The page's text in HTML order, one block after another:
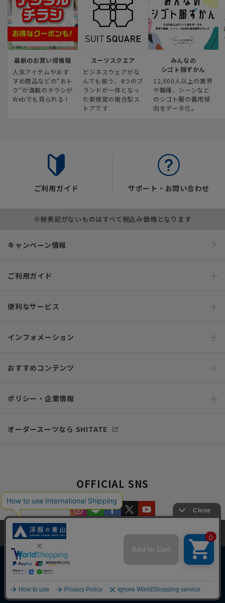
最新のお買い得情報
人気アイテムやおす
すめ商品などの“おト
ク“が満載のチラシが
Webでも見られる！
スーツスクエア
ビジネスウェアがな
んでも揃う、4つのブ
ランドが一体となっ
た新感覚の複合型ス
トアです
みんなの
シゴト服ずかん
12,000人以上の業界
や職種、シーンなど
のシゴト服の着用傾
向をデータ化。
ご利用ガイド サポート・お問い合わせ
※税表記がないものはすべて税込み価格となります
キャンペーン情報
ご利用ガイド
便利なサービス
インフォメーション
おすすめコンテンツ
ポリシー・企業情報
オーダースーツなら SHITATE
OFFICIAL SNS
Copyright © AOYAMA TRADING Co.,Ltd. All Rights Reserved
当サイトでは、快適な閲覧体験とコンテンツ改善のためにCookieを使用
しています。閲覧を続けることで、Cookieの使用に同意したものとみな
します。詳細については
同意して閉じる